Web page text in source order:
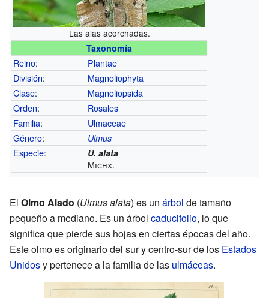
Las alas acorchadas.
Taxonomía
Reino:
Plantae
División:
Magnoliophyta
Clase:
Magnoliopsida
Orden:
Rosales
Familia:
Ulmaceae
Género: Ulmus
Especie: U. alata
Michx.
El Olmo Alado (Ulmus alata) es un árbol de tamaño
pequeño a mediano. Es un árbol caducifolio, lo que
significa que pierde sus hojas en ciertas épocas del año.
Este olmo es originario del sur y centro-sur de los Estados
Unidosy pertenece a la familia de las ulmáceas.